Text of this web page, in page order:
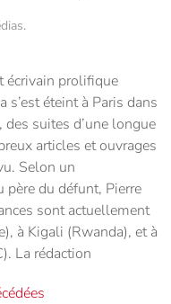
.
écrivain prolifique
éteint à Paris dans
suites d’une longue
articles et ouvrages
Selon un
du défunt, Pierre
sont actuellement
à Kigali (Rwanda), et à
La rédaction